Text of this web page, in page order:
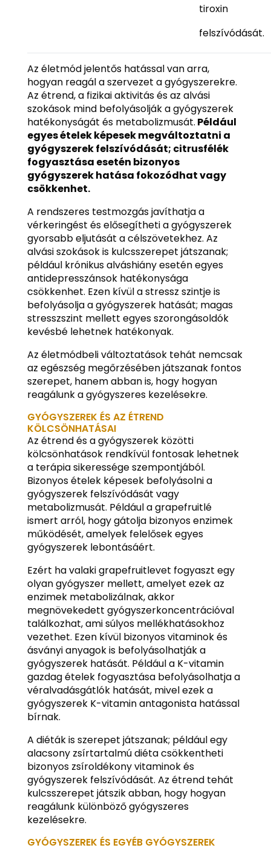
tiroxin
felszívódását.
Az életmód jelentős hatással van arra,
hogyan reagál a szervezet a gyógyszerekre.
Az étrend, a fizikai aktivitás és az alvási
szokások mind befolyásolják a gyógyszerek
hatékonyságát és metabolizmusát. Például
egyes ételek képesek megváltoztatni a
gyógyszerek felszívódását; citrusfélék
fogyasztása esetén bizonyos
gyógyszerek hatása fokozódhat vagy
csökkenhet.
A rendszeres testmozgás javíthatja a
vérkeringést és elősegítheti a gyógyszerek
gyorsabb eljutását a célszövetekhez. Az
alvási szokások is kulcsszerepet játszanak;
például krónikus alváshiány esetén egyes
antidepresszánsok hatékonysága
csökkenhet. Ezen kívül a stressz szintje is
befolyásolja a gyógyszerek hatását; magas
stresszszint mellett egyes szorongásoldók
kevésbé lehetnek hatékonyak.
Az életmódbeli változtatások tehát nemcsak
az egészség megőrzésében játszanak fontos
szerepet, hanem abban is, hogy hogyan
reagálunk a gyógyszeres kezelésekre.
GYÓGYSZEREK ÉS AZ ÉTREND
KÖLCSÖNHATÁSAI
Az étrend és a gyógyszerek közötti
kölcsönhatások rendkívül fontosak lehetnek
a terápia sikeressége szempontjából.
Bizonyos ételek képesek befolyásolni a
gyógyszerek felszívódását vagy
metabolizmusát. Például a grapefruitlé
ismert arról, hogy gátolja bizonyos enzimek
működését, amelyek felelősek egyes
gyógyszerek lebontásáért.
Ezért ha valaki grapefruitlevet fogyaszt egy
olyan gyógyszer mellett, amelyet ezek az
enzimek metabolizálnak, akkor
megnövekedett gyógyszerkoncentrációval
találkozhat, ami súlyos mellékhatásokhoz
vezethet. Ezen kívül bizonyos vitaminok és
ásványi anyagok is befolyásolhatják a
gyógyszerek hatását. Például a K-vitamin
gazdag ételek fogyasztása befolyásolhatja a
véralvadásgátlók hatását, mivel ezek a
gyógyszerek K-vitamin antagonista hatással
bírnak.
A diéták is szerepet játszanak; például egy
alacsony zsírtartalmú diéta csökkentheti
bizonyos zsíroldékony vitaminok és
gyógyszerek felszívódását. Az étrend tehát
kulcsszerepet játszik abban, hogy hogyan
reagálunk különböző gyógyszeres
kezelésekre.
GYÓGYSZEREK ÉS EGYÉB GYÓGYSZEREK